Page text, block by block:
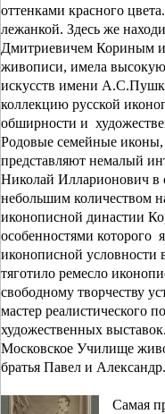
оттенками красного
лежанкой. Здесь же
Дмитриевичем Кориным и
живописи, имела высокую
искусств имени
коллекцию русской
обширности и
Родовые семейные
представляют немалый
Николай Илларионович в
небольшим количеством
иконописной династии
особенностями которого
иконописной условности
тяготило ремесло
свободному творчеству
мастер реалистического
художественных
Московское Училище
братья Павел и Александр.
Самая